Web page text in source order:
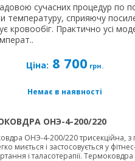
сучасних процедур по
температуру, сприяючу
кровообіг. Практично усі
Ціна: 8 700 грн.
Немає в наявності
ОНЭ-4-200/220
ОНЭ-4-200/220 трисекційна, з
миється і застосовується у
і таласотерапії.